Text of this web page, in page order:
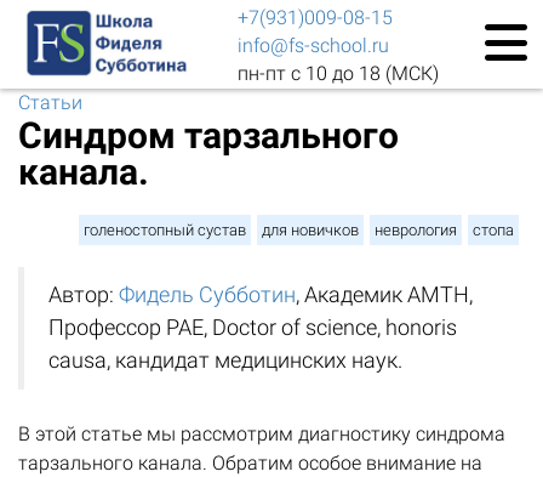
+7(931)009-08-15
info@fs-school.ru
пн-пт с 10 до 18 (МСК)
Статьи
Синдром тарзального
канала.
голеностопный сустав для новичков неврология стопа
Автор: Фидель Субботин, Академик АМТН,
Профессор РАЕ, Doctor of science, honoris
causa, кандидат медицинских наук.
В этой статье мы рассмотрим диагностику синдрома
тарзального канала. Обратим особое внимание на